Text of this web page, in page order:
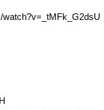
watch?v=_tMFk_G2dsU